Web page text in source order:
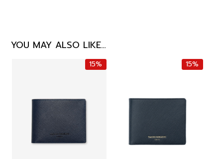
YOU MAY ALSO LIKE…
15% 15%